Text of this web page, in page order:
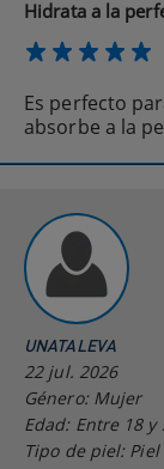
Hidrata a la
Es perfecto
absorbe a la
UNATALEVA
22 jul. 2026
Género: Mujer
Edad: Entre 18 y
Tipo de piel: Piel